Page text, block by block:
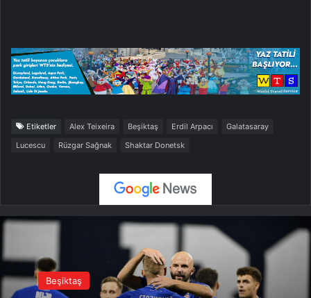
Etiketler Alex Teixeira Beşiktaş Erdil Arpacı
Galatasaray
Lucescu
Rüzgar Sağnak Shaktar Donetsk
Beşiktaş